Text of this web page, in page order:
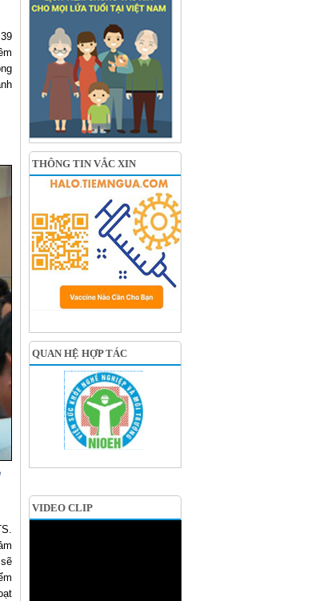
THÔNG TIN VẮC XIN
QUAN HỆ HỢP TÁC
VIDEO CLIP